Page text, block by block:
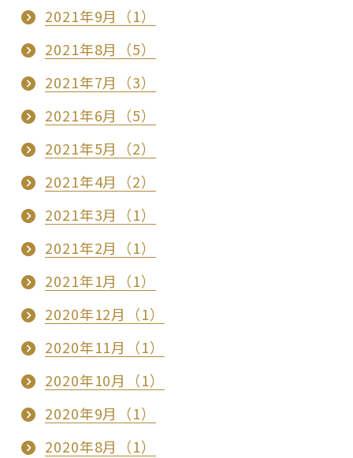
2021年9月（1）
2021年8月（5）
2021年7月（3）
2021年6月（5）
2021年5月（2）
2021年4月（2）
2021年3月（1）
2021年2月（1）
2021年1月（1）
2020年12月（1）
2020年11月（1）
2020年10月（1）
2020年9月（1）
2020年8月（1）